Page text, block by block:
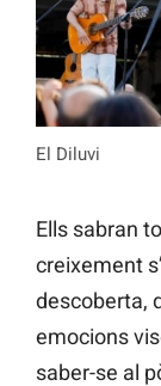
El Diluvi
Ells sabran
creixement
descoberta,
emocions
saber-se al